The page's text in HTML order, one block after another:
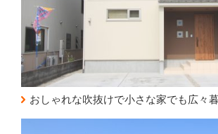
おしゃれな吹抜けで小さな家でも広々